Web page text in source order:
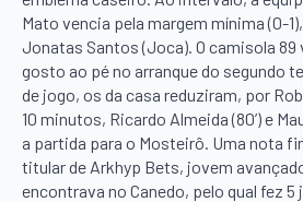
Mato vencia pela margem mínima (0-
Jonatas Santos (Joca). O camisola 89
gosto ao pé no arranque do segundo
de jogo, os da casa reduziram, por
10 minutos, Ricardo Almeida (80’) e
a partida para o Mosteirô. Uma nota
titular de Arkhyp Bets, jovem
encontrava no Canedo, pelo qual fez 5